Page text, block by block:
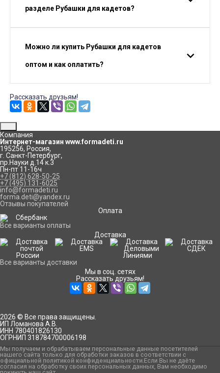
разделе Рубашки для кадетов?
Можно ли купить Рубашки для кадетов
оптом и как оплатить?
Рассказать друзьям!
Компания
Интернет-магазин www.formadeti.ru
195256, Россия,
г. Санкт-Петербург,
пр.Науки д.14 к.3
Пн-пт 11-16ч
+7 (812) 628-50-25
+7 (495) 131-6025
info@formadeti.ru
forma.deti@yandex.ru
Отзывы покупателей
Оплата
Все варианты оплаты
Доставка
Все варианты доставки
Мы в соц. сетях
Рассказать друзьям!
2026 © Все права защищены.
ИП Ломанова А.В.
ИНН 780401826130
ОГРНИП 318784700006198
Мы получаем и обрабатываем персональные данные посетителей
нашего сайта только для обработки заказов в соответствии с
официальной политикой конфиденциальности.Если Вы не даёте
согласия на обработку своих персональных данных, Вам необходимо